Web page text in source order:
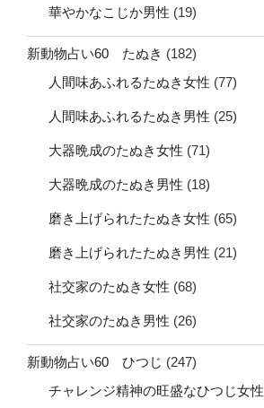
華やかなこじか男性 (19)
新動物占い60 たぬき (182)
人間味あふれるたぬき女性 (77)
人間味あふれるたぬき男性 (25)
大器晩成のたぬき女性 (71)
大器晩成のたぬき男性 (18)
磨き上げられたたぬき女性 (65)
磨き上げられたたぬき男性 (21)
社交家のたぬき女性 (68)
社交家のたぬき男性 (26)
新動物占い60 ひつじ (247)
チャレンジ精神の旺盛なひつじ女性